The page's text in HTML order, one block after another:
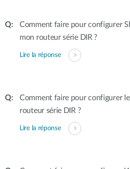
Comment faire pour configurer
mon routeur série DIR ?
Lire la réponse
Comment faire pour configurer
routeur série DIR ?
Lire la réponse